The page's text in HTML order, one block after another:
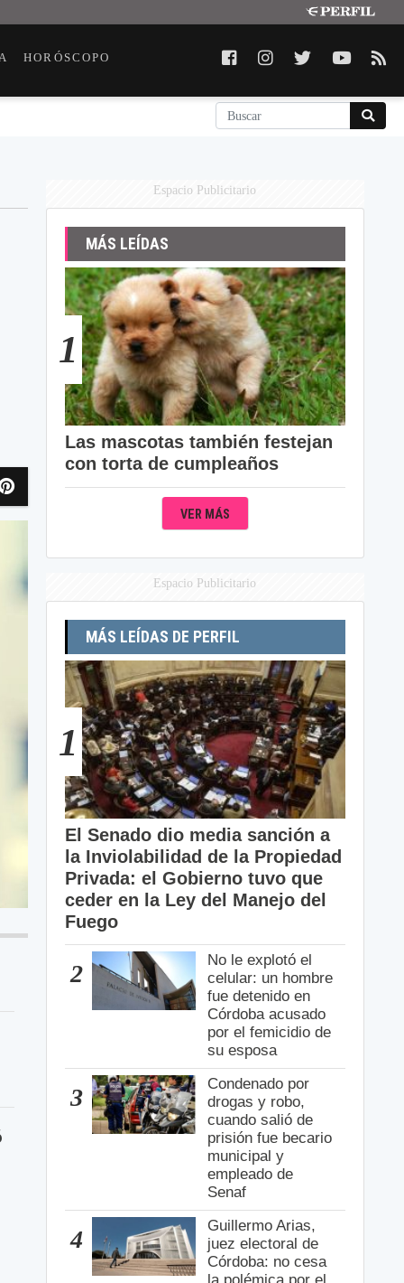
HORÓSCOPO
Espacio Publicitario
MÁS LEÍDAS
1
Las mascotas también festejan
con torta de cumpleaños
VER MÁS
Espacio Publicitario
MÁS LEÍDAS DE PERFIL
1
El Senado dio media sanción a
la Inviolabilidad de la Propiedad
Privada: el Gobierno tuvo que
ceder en la Ley del Manejo del
Fuego
2
No le explotó el
celular: un hombre
fue detenido en
Córdoba acusado
por el femicidio de
su esposa
3
Condenado por
drogas y robo,
cuando salió de
prisión fue becario
municipal y
empleado de
Senaf
4
Guillermo Arias,
juez electoral de
Córdoba: no cesa